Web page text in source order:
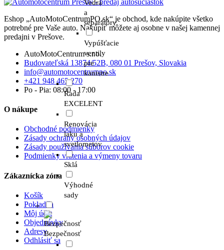
Vedrá
a
separátory
Vypúšťacie
ventily
pre
kanistre
Rada
EXCELENT
Renovácia
laku a
svetlometov
Sklá
Výhodné
sady
Bezpečnosť
Eshop „AutoMotoCentrumPO.sk“ je obchod, kde nakúpite všetko
potrebné pre Vaše auto. Nakúpiť môžete aj osobne v našej kamennej
predajni v Prešove.
AutoMotoCentrum s.r.o.
Budovateľská 13874/52B, 080 01 Prešov, Slovakia
info@automotocentrumpo.sk
+421 948 465 270
Po - Pia: 08:00 - 17:00
O nákupe
Obchodné podmienky
Zásady ochrany osobných údajov
Zásady používania súborov cookie
Podmienky vrátenia a výmeny tovaru
Zákaznícka zóna
Košík
Pokladňa
Môj účet
Objednávky
Adresy
Odhlásiť sa